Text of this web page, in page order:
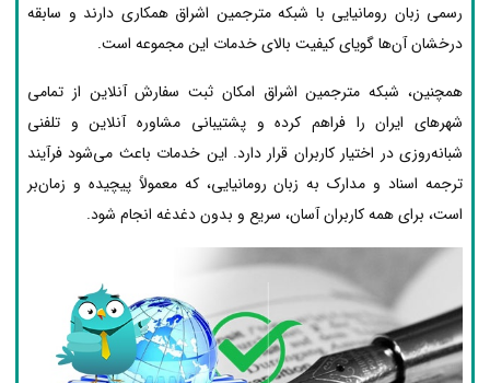
رسمی زبان رومانیایی با شبکه مترجمین اشراق همکاری دارند و سابقه
درخشان آن‌ها گویای کیفیت بالای خدمات این مجموعه است.
همچنین، شبکه مترجمین اشراق امکان ثبت سفارش آنلاین از تمامی
شهرهای ایران را فراهم کرده و پشتیبانی مشاوره آنلاین و تلفنی
شبانه‌روزی در اختیار کاربران قرار دارد. این خدمات باعث می‌شود فرآیند
ترجمه اسناد و مدارک به زبان رومانیایی، که معمولاً پیچیده و زمان‌بر
است، برای همه کاربران آسان، سریع و بدون دغدغه انجام شود.